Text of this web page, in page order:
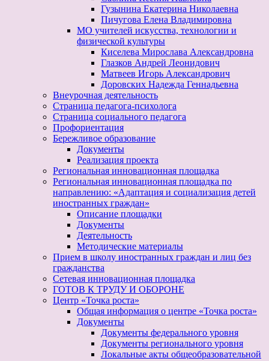
Гузынина Екатерина Николаевна
Пичугова Елена Владимировна
МО учителей искусства, технологии и
физической культуры
Киселева Мирослава Александровна
Глазков Андрей Леонидович
Матвеев Игорь Александрович
Доровских Надежда Геннадьевна
Внеурочная деятельность
Страница педагога-психолога
Страница социального педагога
Профориентация
Бережливое образование
Документы
Реализация проекта
Региональная инновационная площадка
Региональная инновационная площадка по
направлению: «Адаптация и социализация детей
иностранных граждан»
Описание площадки
Документы
Деятельность
Методические материалы
Прием в школу иностранных граждан и лиц без
гражданства
Сетевая инновационная площадка
ГОТОВ К ТРУДУ И ОБОРОНЕ
Центр «Точка роста»
Общая информация о центре «Точка роста»
Документы
Документы федерального уровня
Документы регионального уровня
Локальные акты общеобразовательной